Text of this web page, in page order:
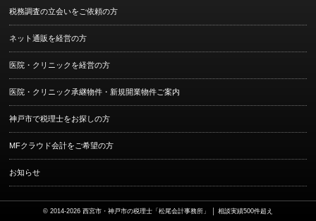
税務調査の立会いをご依頼の方
ネット通販を経営の方
医院・クリニックを経営の方
医院・クリニック承継物件・新規開業物件ご案内
神戸市で税理士をお探しの方
MFクラウド会計をご希望の方
お知らせ
© 2014-2026 西宮市・神戸市の税理士「松尾会計事務所」 │ 相談実績500件超え